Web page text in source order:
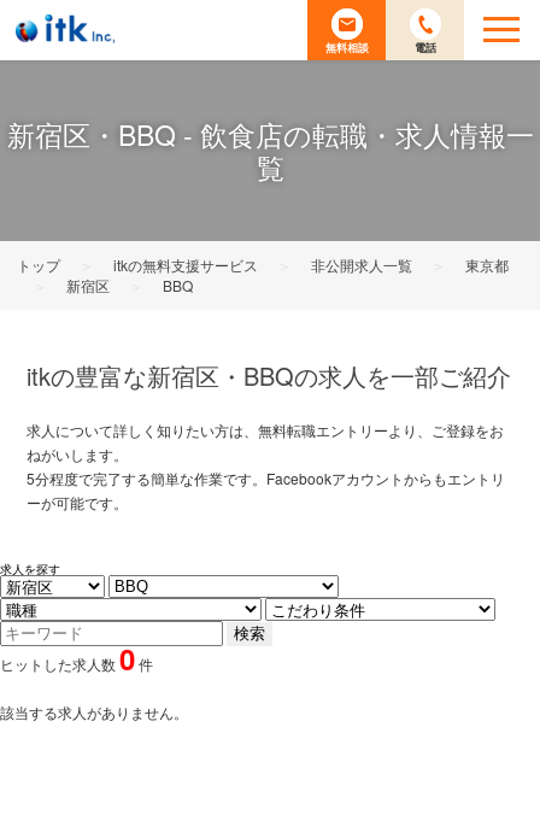
無料相談 電話
新宿区・BBQ - 飲食店の転職・求人情報一
覧
トップ itkの無料支援サービス 非公開求人一覧
東京都
新宿区 BBQ
itkの豊富な新宿区・BBQの求人を一部ご紹介
求人について詳しく知りたい方は、無料転職エントリーより、ご登録をお
ねがいします。
5分程度で完了する簡単な作業です。Facebookアカウントからもエントリ
ーが可能です。
求人を探す
ヒットした求人数0件
該当する求人がありません。